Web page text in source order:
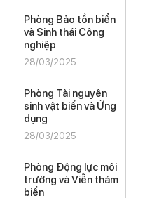
Phòng Bảo tồn biển
và Sinh thái Công
nghiệp
28/03/2025
Phòng Tài nguyên
sinh vật biển và Ứng
dụng
28/03/2025
Phòng Động lực môi
trường và Viễn thám
biển